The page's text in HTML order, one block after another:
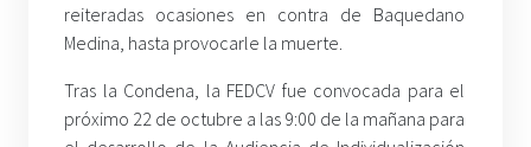
reiteradas ocasiones en contra de Baquedano
Medina, hasta provocarle la muerte.
Tras la Condena, la FEDCV fue convocada para el
próximo 22 de octubre a las 9:00 de la mañana para